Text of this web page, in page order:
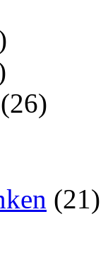
(26)
(21)